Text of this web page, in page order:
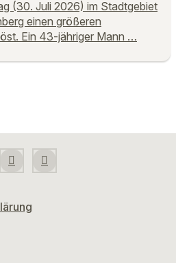
(30. Juli 2026) im Stadtgebiet
einen größeren
Ein 43-jähriger Mann …